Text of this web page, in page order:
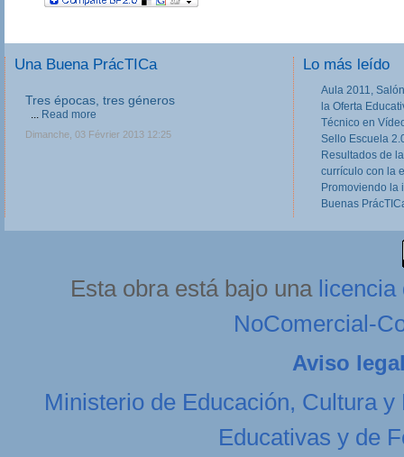
Una Buena PrácTICa
III Jornadas de movilidad europea en
Formación Profesional
Las III Jornadas Erasmus y Leonardo en
Formación Profesional, dirigidas a equipos
Lo más leído
Aula 2011,
la Oferta
Técnico en
Sello Escuela
Resultados de
currículo con la
Promoviendo la
Buenas
Esta obra está bajo una licencia
NoComercial-
Aviso
Ministerio de Educación, Cultura y
Educativas y de